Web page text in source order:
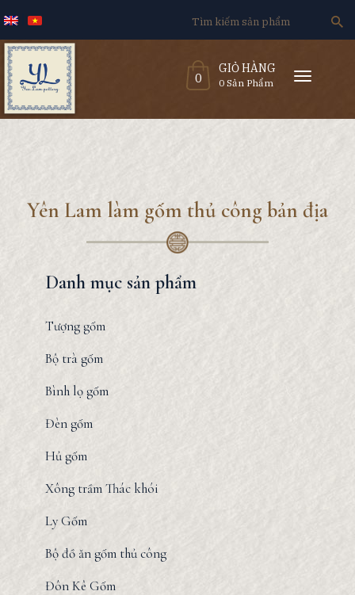
Search
for:
T
o
a
0
GIỎ HÀNG
0 Sản Phẩm
Yên Lam làm gốm thủ công bản địa
Danh mục sản phẩm
Tượng gốm
Bộ trà gốm
Bình lọ gốm
Đèn gốm
Hủ gốm
Xông trầm Thác khói
Ly Gốm
Bộ đồ ăn gốm thủ công
Đôn Kê Gốm